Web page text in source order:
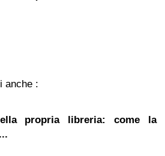
anche :
propria libreria: come la